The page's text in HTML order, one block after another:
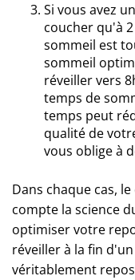
Si vous avez
coucher qu'à
sommeil est
sommeil
réveiller vers
temps de
temps peut
qualité de
vous oblige à
Dans chaque cas,
compte la science
optimiser votre
réveiller à la fin
véritablement